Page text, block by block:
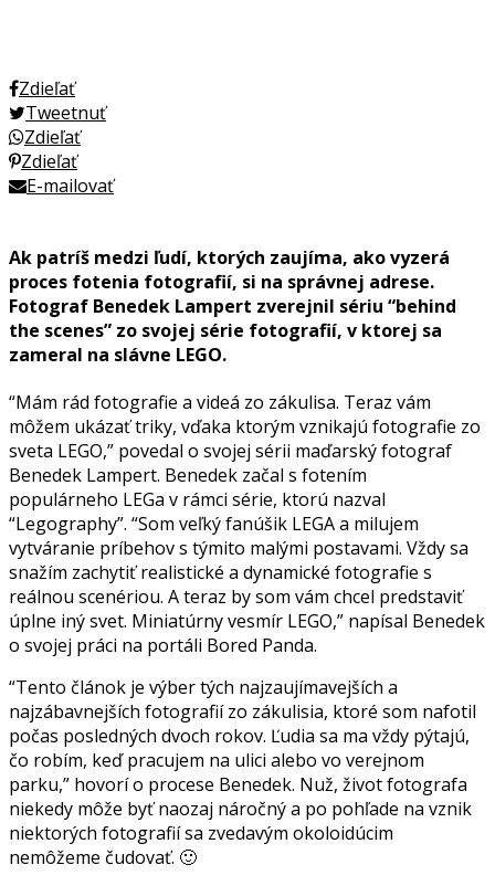
Zdieľať
Tweetnuť
Zdieľať
Zdieľať
E-mailovať
Ak patríš medzi ľudí, ktorých zaujíma, ako vyzerá
proces fotenia fotografií, si na správnej adrese.
Fotograf Benedek Lampert zverejnil sériu “behind
the scenes” zo svojej série fotografií, v ktorej sa
zameral na slávne LEGO.
“Mám rád fotografie a videá zo zákulisa. Teraz vám
môžem ukázať triky, vďaka ktorým vznikajú fotografie zo
sveta LEGO,” povedal o svojej sérii maďarský fotograf
Benedek Lampert. Benedek začal s fotením
populárneho LEGa v rámci série, ktorú nazval
“Legography”. “Som veľký fanúšik LEGA a milujem
vytváranie príbehov s týmito malými postavami. Vždy sa
snažím zachytiť realistické a dynamické fotografie s
reálnou scenériou. A teraz by som vám chcel predstaviť
úplne iný svet. Miniatúrny vesmír LEGO,” napísal Benedek
o svojej práci na portáli Bored Panda.
“Tento článok je výber tých najzaujímavejších a
najzábavnejších fotografií zo zákulisia, ktoré som nafotil
počas posledných dvoch rokov. Ľudia sa ma vždy pýtajú,
čo robím, keď pracujem na ulici alebo vo verejnom
parku,” hovorí o procese Benedek. Nuž, život fotografa
niekedy môže byť naozaj náročný a po pohľade na vznik
niektorých fotografií sa zvedavým okoloidúcim
nemôžeme čudovať. 🙂